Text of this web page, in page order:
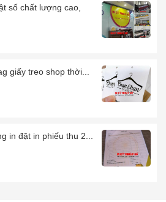
số chất lượng cao,
giấy treo shop thời...
in đặt in phiếu thu 2...